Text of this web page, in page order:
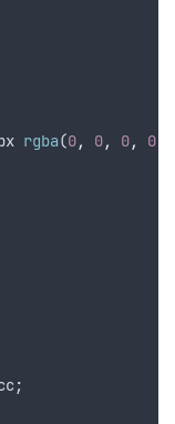
rgba(0, 0, 0, 0.1
;